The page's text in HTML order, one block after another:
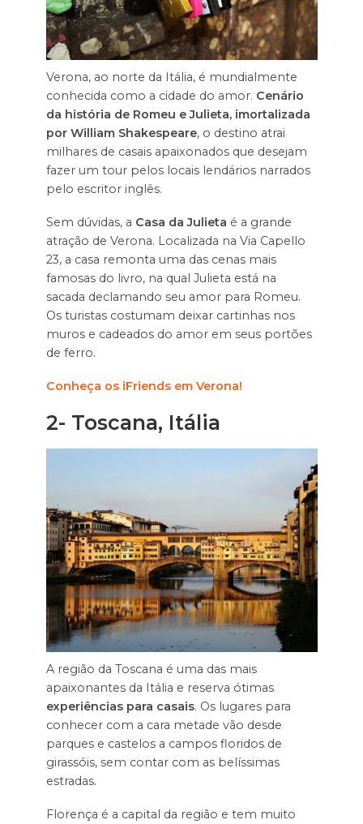
Verona, ao norte da Itália, é mundialmente
conhecida como a cidade do amor. Cenário
da história de Romeu e Julieta, imortalizada
por William Shakespeare, o destino atrai
milhares de casais apaixonados que desejam
fazer um tour pelos locais lendários narrados
pelo escritor inglês.
Sem dúvidas, a Casa da Julieta é a grande
atração de Verona. Localizada na Via Capello
23, a casa remonta uma das cenas mais
famosas do livro, na qual Julieta está na
sacada declamando seu amor para Romeu.
Os turistas costumam deixar cartinhas nos
muros e cadeados do amor em seus portões
de ferro.
Conheça os iFriends em Verona!
2- Toscana, Itália
A região da Toscana é uma das mais
apaixonantes da Itália e reserva ótimas
experiências para casais. Os lugares para
conhecer com a cara metade vão desde
parques e castelos a campos floridos de
girassóis, sem contar com as belíssimas
estradas.
Florença é a capital da região e tem muito